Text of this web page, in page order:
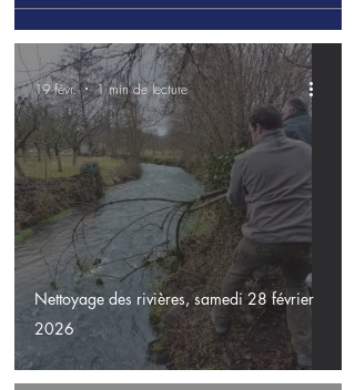
Nettoyage des rivières, samedi 28 février
2026
19 févr. 1 min de lecture